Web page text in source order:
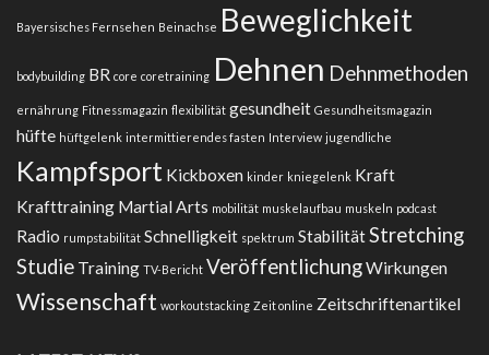
2/2023
Bayersisches Fernsehen Beinachse Beweglichkeit
bodybuilding BR core coretraining Dehnen Dehnmethoden
ernährung Fitnessmagazin flexibilität gesundheit Gesundheitsmagazin
hüfte hüftgelenk intermittierendes fasten Interview jugendliche
Kampfsport Kickboxen kinder kniegelenk Kraft
Krafttraining Martial Arts mobilität muskelaufbau muskeln podcast
Radio rumpstabilität Schnelligkeit spektrum StabilitätStretching
Studie Training TV-Bericht VeröffentlichungWirkungen
Wissenschaft workoutstacking Zeit online Zeitschriftenartikel